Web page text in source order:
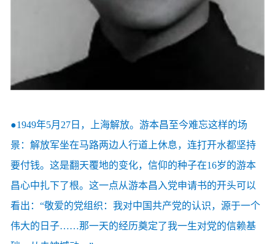
●1949年5月27日，上海解放。游本昌至今难忘这样的场
景：解放军坐在马路两边人行道上休息，连打开水都坚持
要付钱。这是翻天覆地的变化，信仰的种子在16岁的游本
昌心中扎下了根。这一点从游本昌入党申请书的开头可以
看出：“敬爱的党组织：我对中国共产党的认识，源于一个
伟大的日子……那一天的经历奠定了我一生对党的信赖基